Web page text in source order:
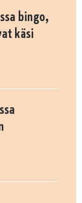
bingo,
käsi